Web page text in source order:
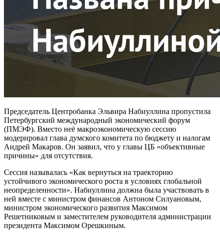
Председатель Центробанка Эльвира Набиуллина пропустила
Петербургский международный экономический форум
(ПМЭФ). Вместо неё макроэкономическую сессию
модерировал глава думского комитета по бюджету и налогам
Андрей Макаров. Он заявил, что у главы ЦБ «объективные
причины» для отсутствия.
Сессия называлась «Как вернуться на траекторию
устойчивого экономического роста в условиях глобальной
неопределенности». Набиуллина должна была участвовать в
ней вместе с министром финансов Антоном Силуановым,
министром экономического развития Максимом
Решетниковым и заместителем руководителя администрации
президента Максимом Орешкиным.